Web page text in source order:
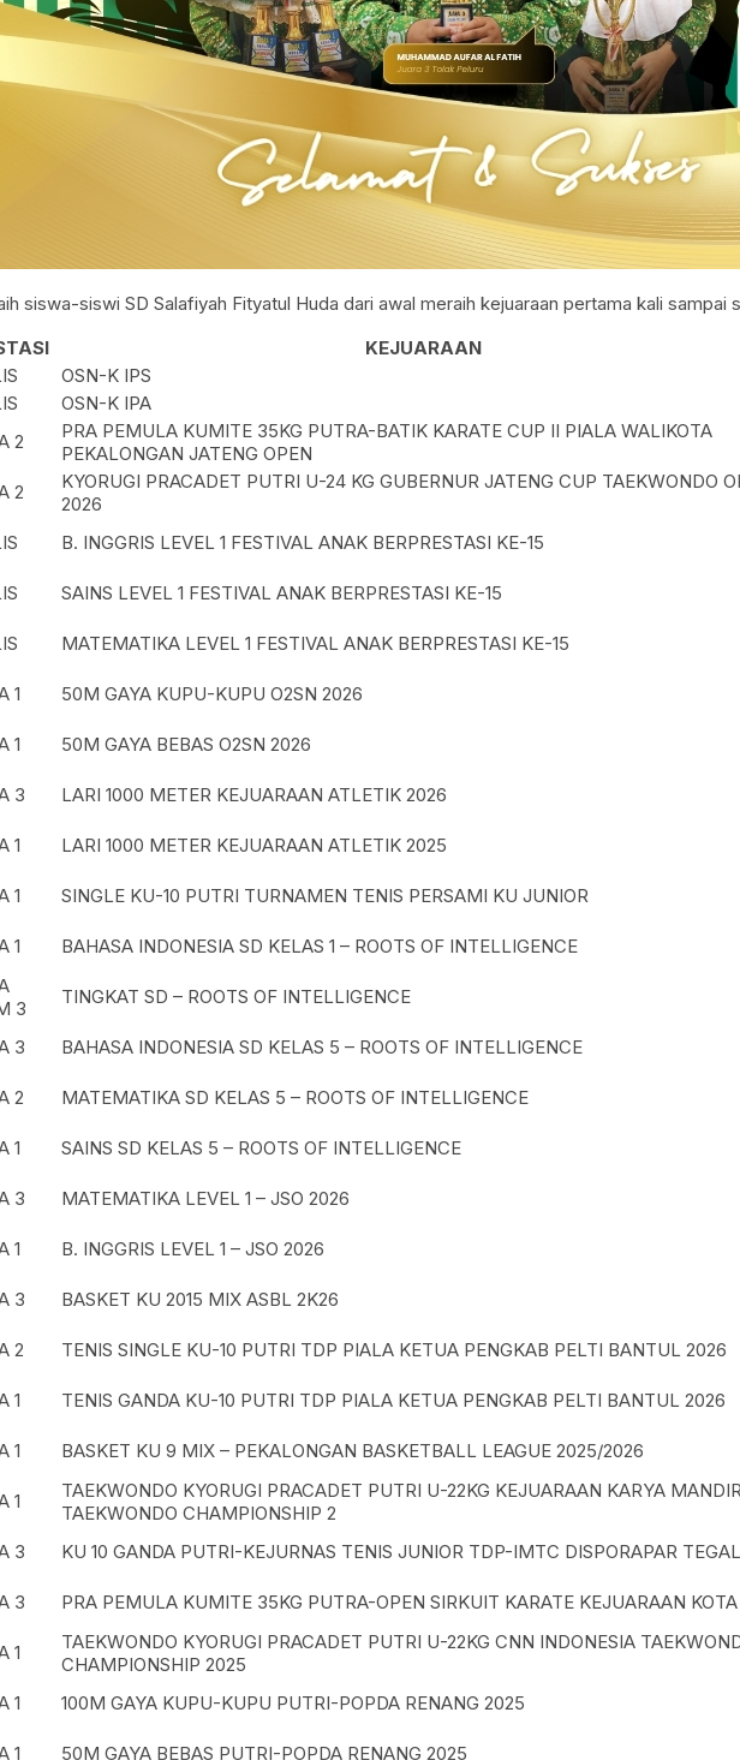
siswa-siswi SD Salafiyah Fityatul Huda dari awal meraih kejuaraan pertama kali sampai
KEJUARAAN
OSN-K IPS
OSN-K IPA
2
PRA PEMULA KUMITE 35KG PUTRA-BATIK KARATE CUP II PIALA WALIKOTA
PEKALONGAN JATENG OPEN
2
KYORUGI PRACADET PUTRI U-24 KG GUBERNUR JATENG CUP TAEKWONDO
2026
B. INGGRIS LEVEL 1 FESTIVAL ANAK BERPRESTASI KE-15
SAINS LEVEL 1 FESTIVAL ANAK BERPRESTASI KE-15
MATEMATIKA LEVEL 1 FESTIVAL ANAK BERPRESTASI KE-15
1 50M GAYA KUPU-KUPU O2SN 2026
1 50M GAYA BEBAS O2SN 2026
3 LARI 1000 METER KEJUARAAN ATLETIK 2026
1 LARI 1000 METER KEJUARAAN ATLETIK 2025
1 SINGLE KU-10 PUTRI TURNAMEN TENIS PERSAMI KU JUNIOR
1 BAHASA INDONESIA SD KELAS 1 – ROOTS OF INTELLIGENCE
3
TINGKAT SD – ROOTS OF INTELLIGENCE
3 BAHASA INDONESIA SD KELAS 5 – ROOTS OF INTELLIGENCE
2 MATEMATIKA SD KELAS 5 – ROOTS OF INTELLIGENCE
1 SAINS SD KELAS 5 – ROOTS OF INTELLIGENCE
3 MATEMATIKA LEVEL 1 – JSO 2026
1 B. INGGRIS LEVEL 1 – JSO 2026
3 BASKET KU 2015 MIX ASBL 2K26
2 TENIS SINGLE KU-10 PUTRI TDP PIALA KETUA PENGKAB PELTI BANTUL 2026
1 TENIS GANDA KU-10 PUTRI TDP PIALA KETUA PENGKAB PELTI BANTUL 2026
1 BASKET KU 9 MIX – PEKALONGAN BASKETBALL LEAGUE 2025/2026
1
TAEKWONDO KYORUGI PRACADET PUTRI U-22KG KEJUARAAN KARYA
TAEKWONDO CHAMPIONSHIP 2
3 KU 10 GANDA PUTRI-KEJURNAS TENIS JUNIOR TDP-IMTC DISPORAPAR TEGAL
3 PRA PEMULA KUMITE 35KG PUTRA-OPEN SIRKUIT KARATE KEJUARAAN
1
TAEKWONDO KYORUGI PRACADET PUTRI U-22KG CNN INDONESIA
CHAMPIONSHIP 2025
1 100M GAYA KUPU-KUPU PUTRI-POPDA RENANG 2025
1 50M GAYA BEBAS PUTRI-POPDA RENANG 2025